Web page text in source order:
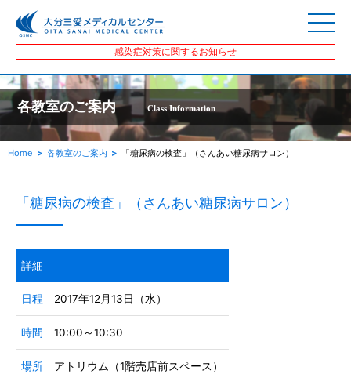
感染症対策に関するお知らせ
各教室のご案内 Class Information
Home 各教室のご案内 「糖尿病の検査」（さんあい糖尿病サロン）
「糖尿病の検査」（さんあい糖尿病サロン）
詳細
日程 2017年12月13日（水）
時間 10:00～10:30
場所 アトリウム（1階売店前スペース）